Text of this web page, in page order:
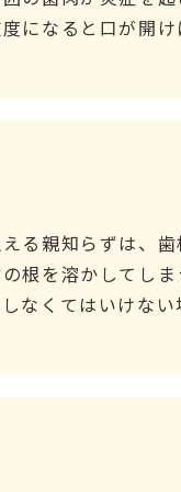
になると口が開
る親知らずは、歯
根を溶かしてしま
なくてはいけない